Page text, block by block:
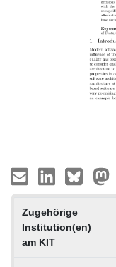
Zugehörige
Institution(en)
am KIT